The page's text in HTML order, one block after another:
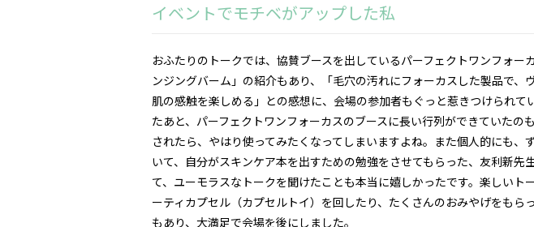
イベントでモチベがアップした私
おふたりのトークでは、協賛ブースを出しているパーフェクトワンフォー
ンジングバーム」の紹介もあり、「毛穴の汚れにフォーカスした製品で、
肌の感触を楽しめる」との感想に、会場の参加者もぐっと惹きつけられて
たあと、パーフェクトワンフォーカスのブースに長い行列ができていたの
されたら、やはり使ってみたくなってしまいますよね。また個人的にも、
いて、自分がスキンケア本を出すための勉強をさせてもらった、友利新先
て、ユーモラスなトークを聞けたことも本当に嬉しかったです。楽しいト
ーティカプセル（カプセルトイ）を回したり、たくさんのおみやげをもら
もあり、大満足で会場を後にしました。